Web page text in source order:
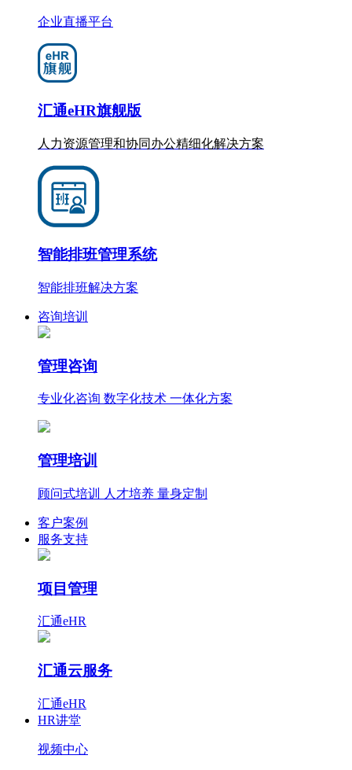
企业直播平台
汇通eHR旗舰版
人力资源管理和协同办公精细化解决方案
智能排班管理系统
智能排班解决方案
咨询培训
管理咨询
专业化咨询 数字化技术 一体化方案
管理培训
顾问式培训 人才培养 量身定制
客户案例
服务支持
项目管理
汇通eHR
汇通云服务
汇通eHR
HR讲堂
视频中心